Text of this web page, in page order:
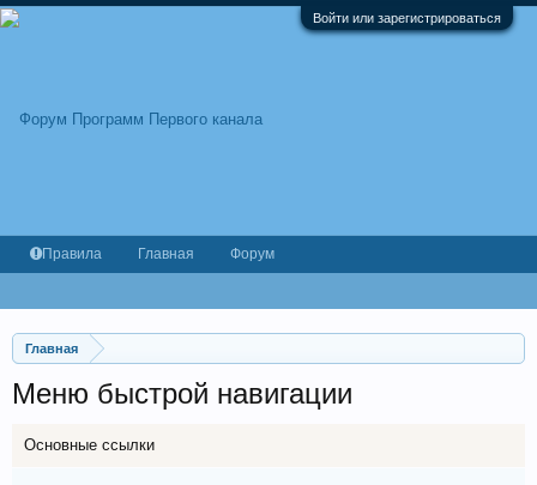
Войти или зарегистрироваться
Главная
Меню быстрой навигации
Основные ссылки
Правила Главная Форум